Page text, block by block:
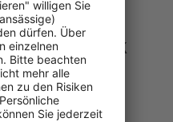
Blicktechnik
„scannen“. Auch